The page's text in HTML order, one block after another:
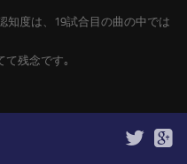
知度は、19試合目の曲の中では
て残念です｡